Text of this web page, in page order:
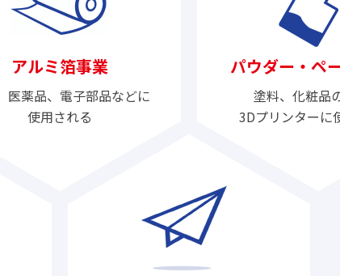
アルミ箔事業
医薬品、電子部品などに
使用される
パウダー・ペ
塗料、化粧品
3Dプリンターに